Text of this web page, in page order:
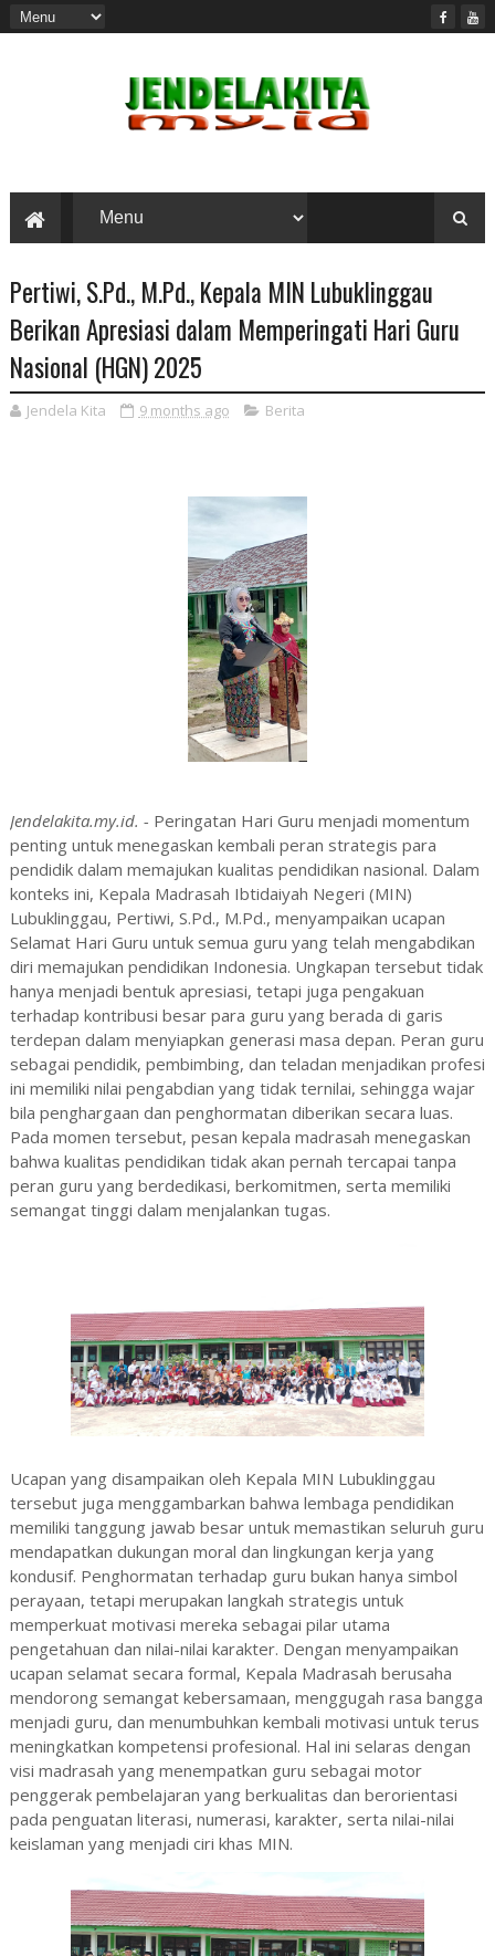
Pertiwi, S.Pd., M.Pd., Kepala MIN Lubuklinggau
Berikan Apresiasi dalam Memperingati Hari Guru
Nasional (HGN) 2025
Jendela Kita 9 months ago Berita
Jendelakita.my.id. - Peringatan Hari Guru menjadi momentum
penting untuk menegaskan kembali peran strategis para
pendidik dalam memajukan kualitas pendidikan nasional. Dalam
konteks ini, Kepala Madrasah Ibtidaiyah Negeri (MIN)
Lubuklinggau, Pertiwi, S.Pd., M.Pd., menyampaikan ucapan
Selamat Hari Guru untuk semua guru yang telah mengabdikan
diri memajukan pendidikan Indonesia. Ungkapan tersebut tidak
hanya menjadi bentuk apresiasi, tetapi juga pengakuan
terhadap kontribusi besar para guru yang berada di garis
terdepan dalam menyiapkan generasi masa depan. Peran guru
sebagai pendidik, pembimbing, dan teladan menjadikan profesi
ini memiliki nilai pengabdian yang tidak ternilai, sehingga wajar
bila penghargaan dan penghormatan diberikan secara luas.
Pada momen tersebut, pesan kepala madrasah menegaskan
bahwa kualitas pendidikan tidak akan pernah tercapai tanpa
peran guru yang berdedikasi, berkomitmen, serta memiliki
semangat tinggi dalam menjalankan tugas.
Ucapan yang disampaikan oleh Kepala MIN Lubuklinggau
tersebut juga menggambarkan bahwa lembaga pendidikan
memiliki tanggung jawab besar untuk memastikan seluruh guru
mendapatkan dukungan moral dan lingkungan kerja yang
kondusif. Penghormatan terhadap guru bukan hanya simbol
perayaan, tetapi merupakan langkah strategis untuk
memperkuat motivasi mereka sebagai pilar utama
pengetahuan dan nilai-nilai karakter. Dengan menyampaikan
ucapan selamat secara formal, Kepala Madrasah berusaha
mendorong semangat kebersamaan, menggugah rasa bangga
menjadi guru, dan menumbuhkan kembali motivasi untuk terus
meningkatkan kompetensi profesional. Hal ini selaras dengan
visi madrasah yang menempatkan guru sebagai motor
penggerak pembelajaran yang berkualitas dan berorientasi
pada penguatan literasi, numerasi, karakter, serta nilai-nilai
keislaman yang menjadi ciri khas MIN.